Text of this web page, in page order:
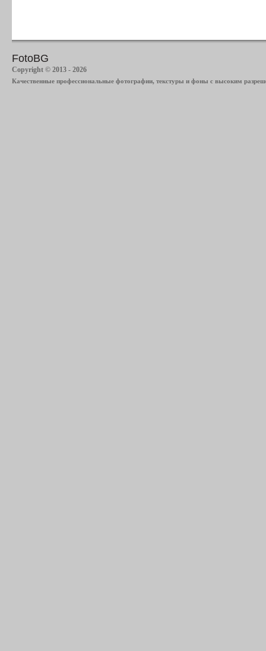
FotoBG
Copyright © 2013 - 2026
Качественные профессиональные фотографии, текстуры и фоны с высоким